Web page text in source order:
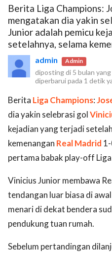
Berita Liga Champions:
mengatakan dia yakin
Junior adalah pemicu
setelahnya, selama
admin Admin
diposting di 5 bulan yang
diperbarui pada 1 detik
Berita Liga Champions:
dia yakin selebrasi gol
kejadian yang terjadi
kemenangan Real Madrid
pertama babak play-off
Vinicius Junior membawa
tendangan luar biasa di
menari di dekat bendera
pendukung tuan rumah.
Sebelum pertandingan